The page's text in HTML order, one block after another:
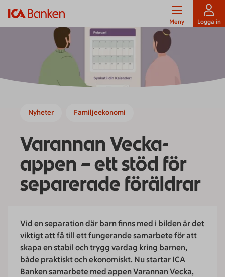
Meny Logga in
Nyheter Familjeekonomi
Varannan Vecka-
appen – ett stöd för
separerade föräldrar
Vid en separation där barn finns med i bilden är det
viktigt att få till ett fungerande samarbete för att
skapa en stabil och trygg vardag kring barnen,
både praktiskt och ekonomiskt. Nu startar ICA
Banken samarbete med appen Varannan Vecka,